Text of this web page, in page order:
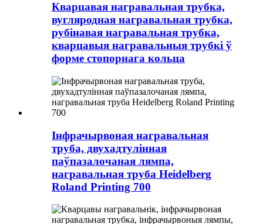
Кварцавая награвальная трубка,
вугляродная награвальная трубка,
рубінавая награвальная трубка,
кварцавыя награвальныя трубкі ў
форме стопорнага кольца
Інфрачырвоная награвальная
труба, двухадтулінная
паўпазалочаная лямпа,
награвальная труба Heidelberg
Roland Printing 700